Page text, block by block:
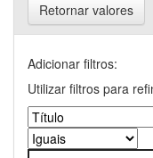
Retornar valores
Adicionar filtros:
Utilizar filtros para